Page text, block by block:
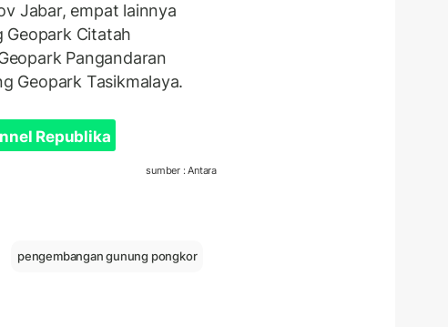
Jabar, empat lainnya
Geopark Citatah
Pangandaran
Geopark Tasikmalaya.
Republika
sumber : Antara
pengembangan gunung pongkor